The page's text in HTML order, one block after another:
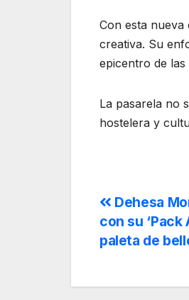
Con esta
creativa. Su
epicentro de las
La pasarela no
hostelera y
Dehesa
con su ‘Pack
paleta de